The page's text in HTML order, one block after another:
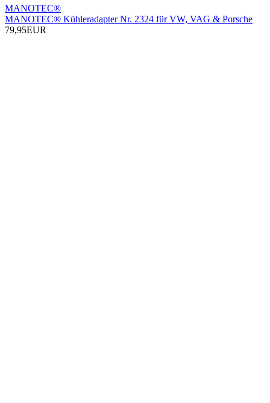
MANOTEC®
MANOTEC® Kühleradapter Nr. 2324 für VW, VAG & Porsche
79,95EUR